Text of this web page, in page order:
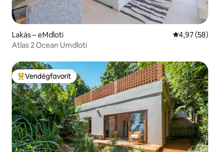
Lakás – eMdloti Átlagos
4,97 (58)
Atlas 2 Ocean Umdloti
Kiemelt vendégfavorit
Vendégfavorit